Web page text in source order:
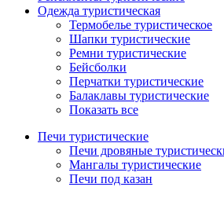
Одежда туристическая
Термобелье туристическое
Шапки туристические
Ремни туристические
Бейсболки
Перчатки туристические
Балаклавы туристические
Показать все
Печи туристические
Печи дровяные
Мангалы туристические
Печи под казан